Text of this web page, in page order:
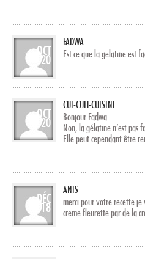
OCT
20
FADWA
Est ce que la gelatine est
OCT
20
CUI-CUIT-CUISINE
Bonjour Fadwa.
Non, la gélatine n’est pas
Elle peut cependant être
DÉC
18
ANIS
merci pour votre recette je
creme fleurette par de la